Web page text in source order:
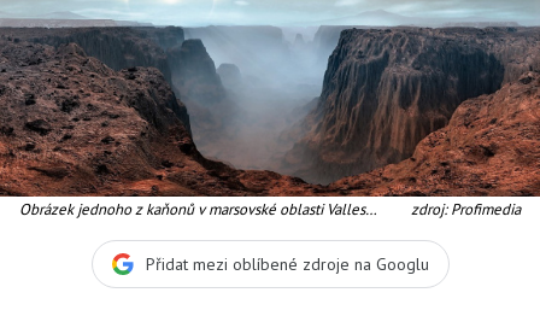
Obrázek jednoho z kaňonů v marsovské oblasti Valles
zdroj: Profimedia
Přidat mezi oblíbené zdroje na Googlu